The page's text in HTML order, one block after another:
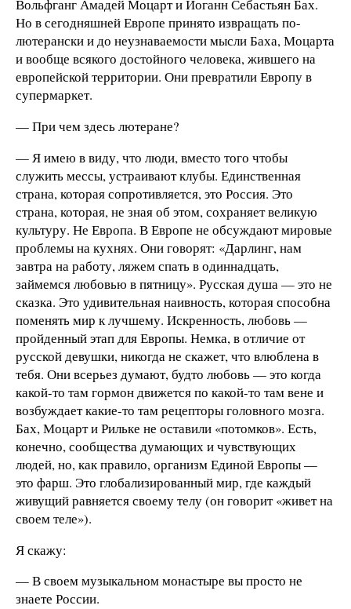
Вольфганг Амадей Моцарт и Иоганн Себастьян Бах.
Но в сегодняшней Европе принято извращать по-
лютерански и до неузнаваемости мысли Баха, Моцарта
и вообще всякого достойного человека, жившего на
европейской территории. Они превратили Европу в
супермаркет.
— При чем здесь лютеране?
— Я имею в виду, что люди, вместо того чтобы
служить мессы, устраивают клубы. Единственная
страна, которая сопротивляется, это Россия. Это
страна, которая, не зная об этом, сохраняет великую
культуру. Не Европа. В Европе не обсуждают мировые
проблемы на кухнях. Они говорят: «Дарлинг, нам
завтра на работу, ляжем спать в одиннадцать,
займемся любовью в пятницу». Русская душа — это не
сказка. Это удивительная наивность, которая способна
поменять мир к лучшему. Искренность, любовь —
пройденный этап для Европы. Немка, в отличие от
русской девушки, никогда не скажет, что влюблена в
тебя. Они всерьез думают, будто любовь — это когда
какой-то там гормон движется по какой-то там вене и
возбуждает какие-то там рецепторы головного мозга.
Бах, Моцарт и Рильке не оставили «потомков». Есть,
конечно, сообщества думающих и чувствующих
людей, но, как правило, организм Единой Европы —
это фарш. Это глобализированный мир, где каждый
живущий равняется своему телу (он говорит «живет на
своем теле»).
Я скажу:
— В своем музыкальном монастыре вы просто не
знаете России.